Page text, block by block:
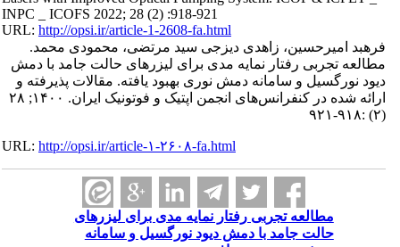
INPC _ ICOFS 2022; 28 (2) :918-921
URL:http://opsi.ir/article-1-2608-fa.html
فرهبد امیرحسین، زاهدی دیزجی سید مرتضی، محمودی محمد.
مطالعه تجربی رفتار نمایه مدی برای لیزرهای حالت جامد با دمش
دیود نورگسیل و سامانه دمش نوری بهبود یافته. مقالات پذیرفته و
ارائه شده در کنفرانس‌های انجمن اپتیک و فوتونیک ایران. ۱۴۰۰; ۲۸
URL:http://opsi.ir/article-۱-۲۶۰۸-fa.html
مطالعه تجربی رفتار نمایه مدی برای لیزرهای
حالت جامد با دمش دیود نورگسیل و سامانه